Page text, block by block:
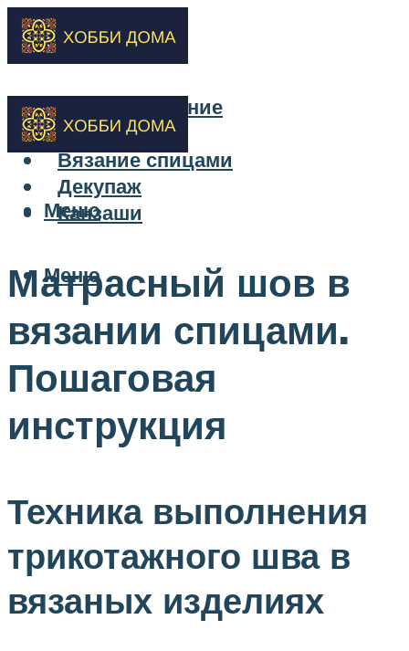
Бисероплетение
Вышивка
Вязание спицами
Декупаж
Канзаши
Меню
Меню
Матрасный шов в
вязании спицами.
Пошаговая
инструкция
Техника выполнения
трикотажного шва в
вязаных изделиях